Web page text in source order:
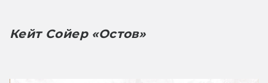
Кейт Сойер «Остов»